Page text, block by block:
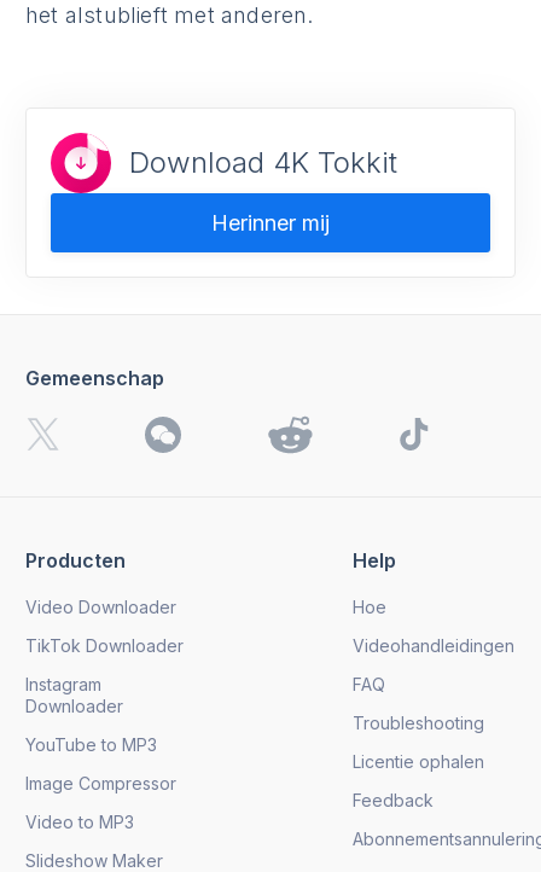
het alstublieft met anderen.
Download 4K Tokkit
Herinner mij
Producten
Video Downloader
TikTok Downloader
Instagram
Downloader
YouTube to MP3
Image Compressor
Video to MP3
Slideshow Maker
Help
Hoe
Videohandleidingen
FAQ
Troubleshooting
Licentie ophalen
Feedback
Gemeenschap